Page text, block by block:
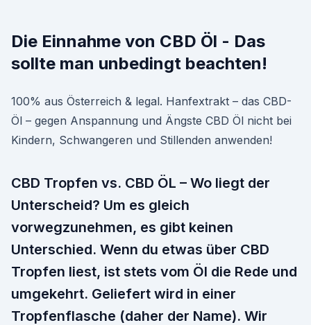
Die Einnahme von CBD Öl - Das
sollte man unbedingt beachten!
100% aus Österreich & legal. Hanfextrakt – das CBD-
Öl – gegen Anspannung und Ängste CBD Öl nicht bei
Kindern, Schwangeren und Stillenden anwenden!
CBD Tropfen vs. CBD ÖL – Wo liegt der
Unterscheid? Um es gleich
vorwegzunehmen, es gibt keinen
Unterschied. Wenn du etwas über CBD
Tropfen liest, ist stets vom Öl die Rede und
umgekehrt. Geliefert wird in einer
Tropfenflasche (daher der Name). Wir